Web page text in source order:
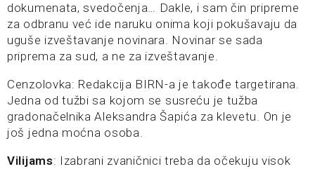
dokumenata, svedočenja… Dakle, i sam čin pripreme
za odbranu već ide naruku onima koji pokušavaju da
uguše izveštavanje novinara. Novinar se sada
priprema za sud, a ne za izveštavanje.
Cenzolovka: Redakcija BIRN-a je takođe targetirana.
Jedna od tužbi sa kojom se susreću je tužba
gradonačelnika Aleksandra Šapića za klevetu. On je
još jedna moćna osoba.
Vilijams: Izabrani zvaničnici treba da očekuju visok